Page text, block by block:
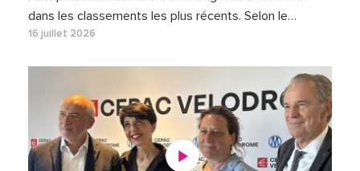
dans les classements les plus récents. Selon le…
16 juillet 2026